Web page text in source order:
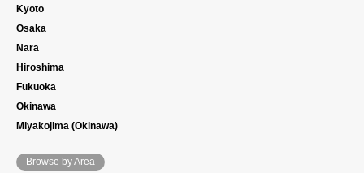
Kyoto
Osaka
Nara
Hiroshima
Fukuoka
Okinawa
Miyakojima (Okinawa)
Browse by Area